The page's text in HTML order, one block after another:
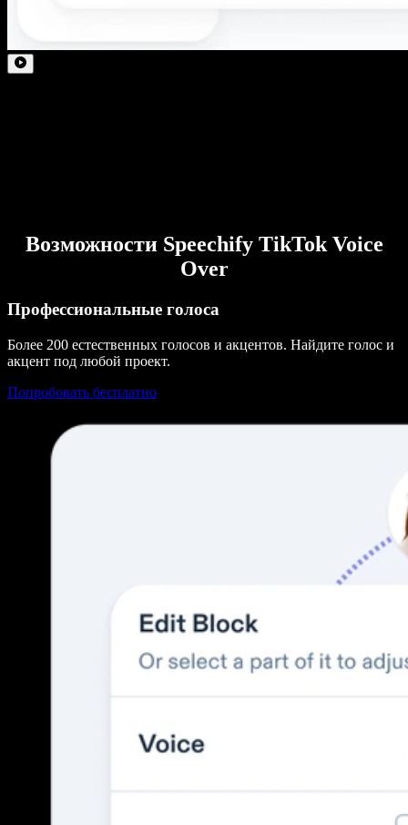
Возможности Speechify TikTok Voice
Over
Профессиональные голоса
Более 200 естественных голосов и акцентов. Найдите голос и
акцент под любой проект.
Попробовать бесплатно